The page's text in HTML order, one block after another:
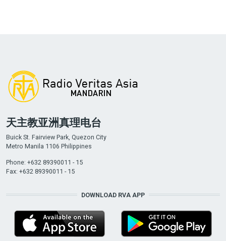
天主教亚洲真理电台
Buick St. Fairview Park, Quezon City
Metro Manila 1106 Philippines
Phone: +632 89390011 - 15
Fax: +632 89390011 - 15
DOWNLOAD RVA APP